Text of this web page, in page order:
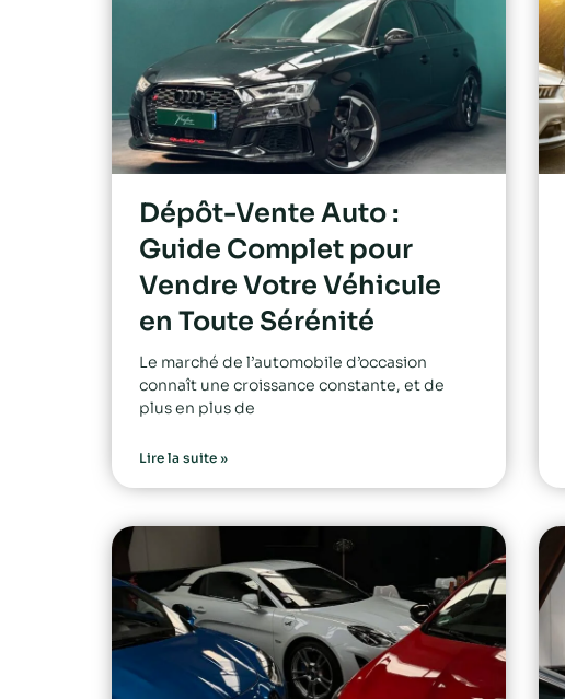
Dépôt-Vente Auto :
Guide Complet pour
Vendre Votre Véhicule
en Toute Sérénité
Le marché de l’automobile d’occasion
connaît une croissance constante, et de
plus en plus de
Lire la suite »